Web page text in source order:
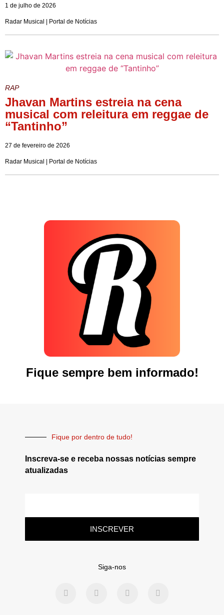
1 de julho de 2026
Radar Musical | Portal de Notícias
RAP
Jhavan Martins estreia na cena
musical com releitura em reggae de
“Tantinho”
27 de fevereiro de 2026
Radar Musical | Portal de Notícias
Fique sempre bem informado!
Fique por dentro de tudo!
Inscreva-se e receba nossas notícias sempre
atualizadas
INSCREVER
Siga-nos